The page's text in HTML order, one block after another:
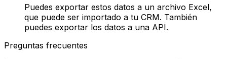
Puedes exportar estos datos a un archivo Excel,
que puede ser importado a tu CRM. También
puedes exportar los datos a una API.
Preguntas frecuentes